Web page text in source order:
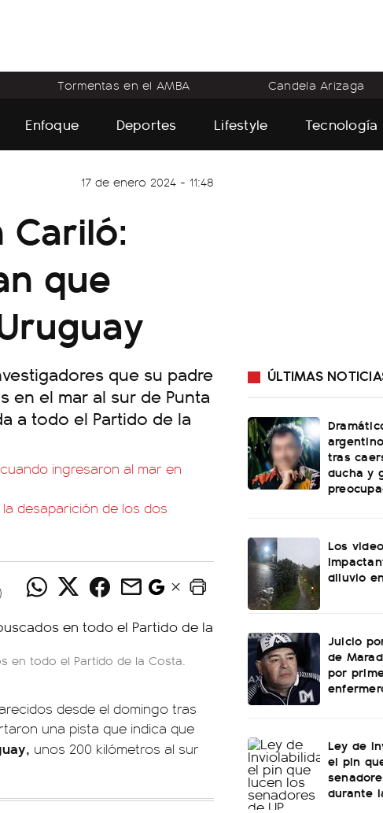
Tormentas en el AMBA Candela Arizaga
Enfoque Deportes Lifestyle Tecnología
17 de enero 2024 - 11:48
Cariló:
que
que su padre
en el mar al sur de Punta
a todo el Partido de la
ingresaron al mar en
desaparición de los dos
en todo el Partido de la Costa.
desde el domingo tras
una pista que indica que
unos 200 kilómetros al sur
ÚLTIMAS
tras
ducha y
Los
diluvio
Juicio
de
por
Ley de
el pin
durante